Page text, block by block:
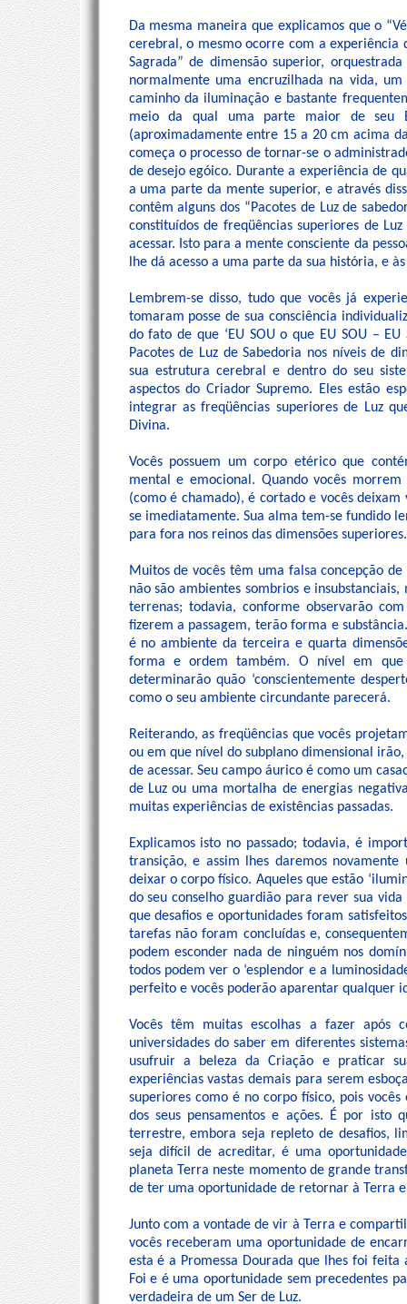
Da mesma maneira que explicamos que o
cerebral, o mesmo ocorre com a experiência
Sagrada” de dimensão superior,
normalmente uma encruzilhada na vida,
caminho da iluminação e bastante
meio da qual uma parte maior de seu
(aproximadamente entre 15 a 20 cm acima
começa o processo de tornar-se o
de desejo egóico. Durante a experiência de
a uma parte da mente superior, e através
contêm alguns dos “Pacotes de Luz de
constituídos de freqüências superiores de
acessar. Isto para a mente consciente da
lhe dá acesso a uma parte da sua história, e
Lembrem-se disso, tudo que vocês já
tomaram posse de sua consciência
do fato de que ‘EU SOU o que EU SOU –
Pacotes de Luz de Sabedoria nos níveis de
sua estrutura cerebral e dentro do seu
aspectos do Criador Supremo. Eles estão
integrar as freqüências superiores de Luz
Divina.
Vocês possuem um corpo etérico que
mental e emocional. Quando vocês
(como é chamado), é cortado e vocês
se imediatamente. Sua alma tem-se fundido
para fora nos reinos das dimensões superiores.
Muitos de vocês têm uma falsa concepção
não são ambientes sombrios e
terrenas; todavia, conforme observarão
fizerem a passagem, terão forma e
é no ambiente da terceira e quarta
forma e ordem também. O nível em que
determinarão quão ‘conscientemente
como o seu ambiente circundante parecerá.
Reiterando, as freqüências que vocês
ou em que nível do subplano dimensional
de acessar. Seu campo áurico é como um
de Luz ou uma mortalha de energias
muitas experiências de existências passadas.
Explicamos isto no passado; todavia, é
transição, e assim lhes daremos
deixar o corpo físico. Aqueles que estão
do seu conselho guardião para rever sua
que desafios e oportunidades foram
tarefas não foram concluídas e,
podem esconder nada de ninguém nos
todos podem ver o ‘esplendor e a
perfeito e vocês poderão aparentar qualquer
Vocês têm muitas escolhas a fazer após
universidades do saber em diferentes
usufruir a beleza da Criação e praticar
experiências vastas demais para serem
superiores como é no corpo físico, pois
dos seus pensamentos e ações. É por isto
terrestre, embora seja repleto de desafios,
seja difícil de acreditar, é uma
planeta Terra neste momento de grande
de ter uma oportunidade de retornar à Terra
Junto com a vontade de vir à Terra e
vocês receberam uma oportunidade de
esta é a Promessa Dourada que lhes foi
Foi e é uma oportunidade sem precedentes
verdadeira de um Ser de Luz.